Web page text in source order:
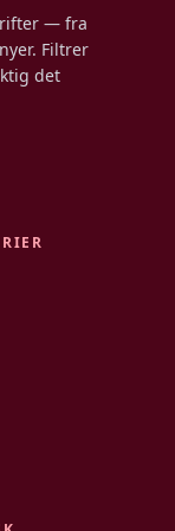
— fra
Filtrer
det